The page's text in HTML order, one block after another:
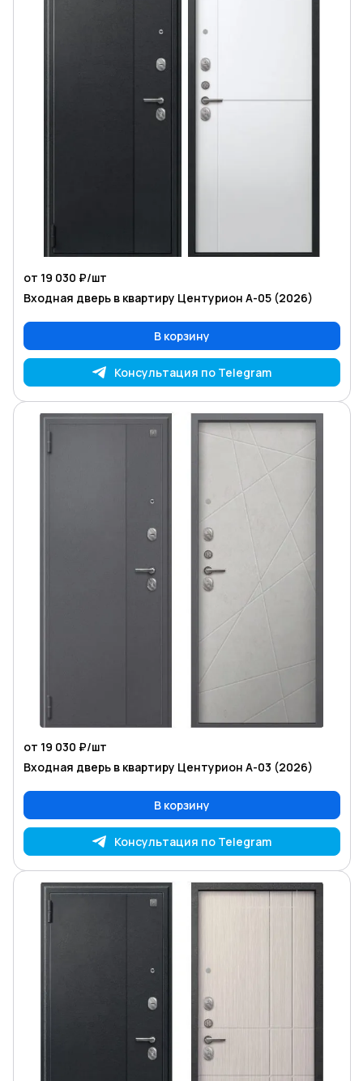
от 19 030 ₽/шт
Входная дверь в квартиру Центурион А-05 (2026)
В корзину
Консультация по Telegram
от 19 030 ₽/шт
Входная дверь в квартиру Центурион А-03 (2026)
В корзину
Консультация по Telegram